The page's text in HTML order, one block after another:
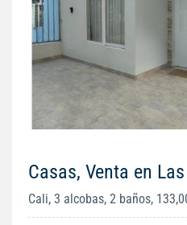
Casas, Venta en
Cali, 3 alcobas, 2 baños,